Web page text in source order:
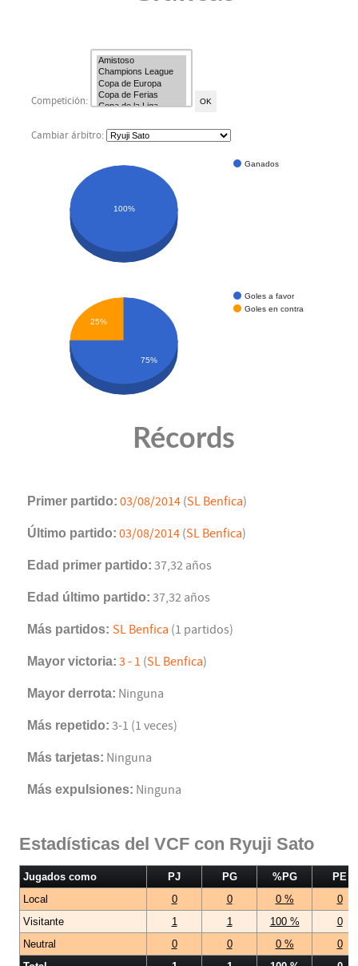
Competición:
Cambiar árbitro:
Ganados
100%
Goles a favor
Goles en contra
25%
75%
Récords
Primer partido: 03/08/2014 (SL Benfica)
Último partido: 03/08/2014 (SL Benfica)
Edad primer partido: 37,32 años
Edad último partido: 37,32 años
Más partidos: SL Benfica (1 partidos)
Mayor victoria: 3 - 1 (SL Benfica)
Mayor derrota: Ninguna
Más repetido: 3-1 (1 veces)
Más tarjetas: Ninguna
Más expulsiones: Ninguna
Estadísticas del VCF con Ryuji Sato
Jugados como PJ PG %PG
PE
Local
0 0 0 %
0
Visitante
1 1 100 %
0
Neutral
0 0 0 %
0